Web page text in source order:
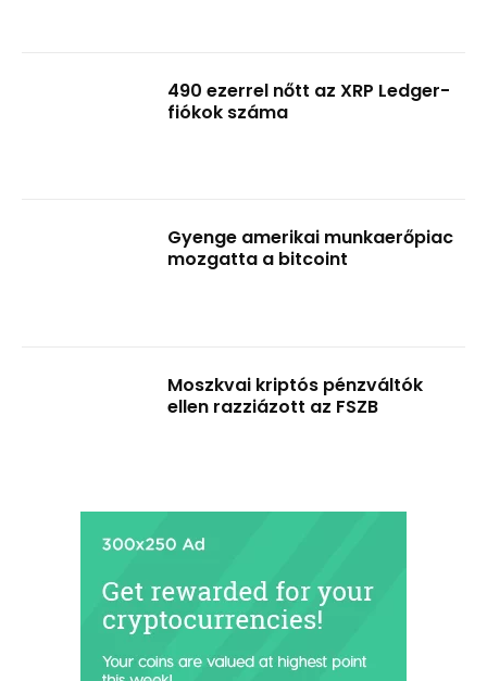
490 ezerrel nőtt az XRP Ledger-
fiókok száma
Gyenge amerikai munkaerőpiac
mozgatta a bitcoint
Moszkvai kriptós pénzváltók
ellen razziázott az FSZB